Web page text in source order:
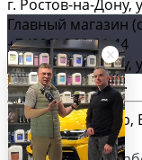
г. Ростов-на-Дону,
Главный магазин
+7 (928) 366 64-44
г. Ростов-на-Дону,
Загрузка карты ...
© 2026 GMA-